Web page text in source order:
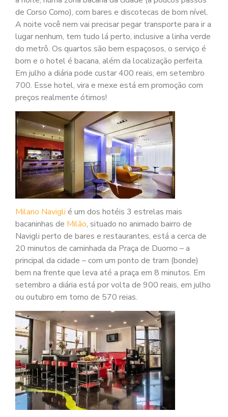
de Corso Como), com bares e discotecas de bom nível.
A noite você nem vai precisar pegar transporte para ir a
lugar nenhum, tem tudo lá perto, inclusive a linha verde
do metrô. Os quartos são bem espaçosos, o serviço é
bom e o hotel é bacana, além da localização perfeita.
Em julho a diária pode custar 400 reais, em setembro
700. Esse hotel, vira e mexe está em promoção com
preços realmente ótimos!
Milano Navigli é um dos hotéis 3 estrelas mais
bacaninhas de Milão, situado no animado bairro de
Navigli perto de bares e restaurantes, está a cerca de
20 minutos de caminhada da Praça de Duomo – a
principal da cidade – com um ponto de tram (bonde)
bem na frente que leva até a praça em 8 minutos. Em
setembro a diária está por volta de 900 reais, em julho
ou outubro em torno de 570 reias.